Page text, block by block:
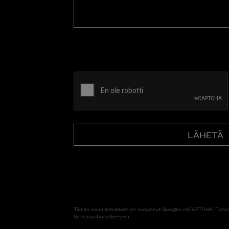
Tämän sivun lomakkeet on suojannut Googlen reCAPTCHA.
tietosuojalausekkeeseen